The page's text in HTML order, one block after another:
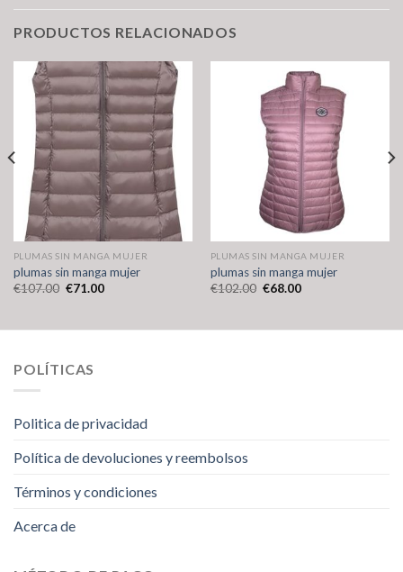
PRODUCTOS RELACIONADOS
PLUMAS SIN MANGA MUJER
plumas sin manga mujer
€107.00 €71.00
PLUMAS SIN MANGA MUJER
plumas sin manga mujer
€102.00 €68.00
POLÍTICAS
Politica de privacidad
Política de devoluciones y reembolsos
Términos y condiciones
Acerca de